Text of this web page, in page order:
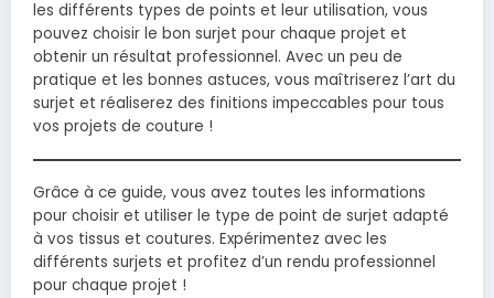
les différents types de points et leur utilisation, vous
pouvez choisir le bon surjet pour chaque projet et
obtenir un résultat professionnel. Avec un peu de
pratique et les bonnes astuces, vous maîtriserez l’art du
surjet et réaliserez des finitions impeccables pour tous
vos projets de couture !
Grâce à ce guide, vous avez toutes les informations
pour choisir et utiliser le type de point de surjet adapté
à vos tissus et coutures. Expérimentez avec les
différents surjets et profitez d’un rendu professionnel
pour chaque projet !